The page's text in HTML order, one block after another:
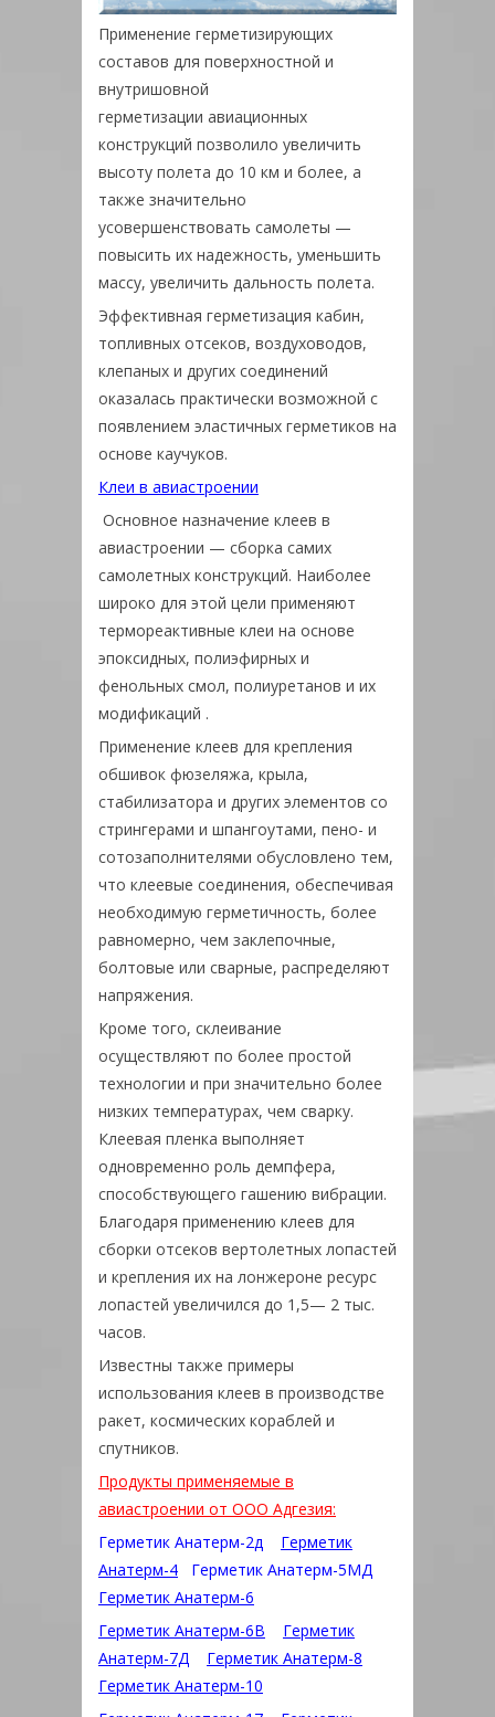
Применение герметизирующих
составов для поверхностной и
внутришовной
герметизации авиационных
конструкций позволило увеличить
высоту полета до 10 км и более, а
также значительно
усовершенствовать самолеты —
повысить их надежность, уменьшить
массу, увеличить дальность полета.
Эффективная герметизация кабин,
топливных отсеков, воздуховодов,
клепаных и других соединений
оказалась практически возможной с
появлением эластичных герметиков на
основе каучуков.
Клеи в авиастроении
Основное назначение клеев в
авиастроении — сборка самих
самолетных конструкций. Наиболее
широко для этой цели применяют
термореактивные клеи на основе
эпоксидных, полиэфирных и
фенольных смол, полиуретанов и их
модификаций .
Применение клеев для крепления
обшивок фюзеляжа, крыла,
стабилизатора и других элементов со
стрингерами и шпангоутами, пено- и
сотозаполнителями обусловлено тем,
что клеевые соединения, обеспечивая
необходимую герметичность, более
равномерно, чем заклепочные,
болтовые или сварные, распределяют
напряжения.
Кроме того, склеивание
осуществляют по более простой
технологии и при значительно более
низких температуpax, чем сварку.
Клеевая пленка выполняет
одновременно роль демпфера,
способствующего гашению вибрации.
Благодаря применению клеев для
сборки отсеков вертолетных лопастей
и крепления их на лонжероне ресурс
лопастей увеличился до 1,5— 2 тыс.
часов.
Известны также примеры
использования клеев в производстве
ракет, космических кораблей и
спутников.
Продукты применяемые в
авиастроении от ООО Адгезия:
Герметик Анатерм-2д Герметик
Анатерм-4
Герметик Анатерм-5МД
Герметик Анатерм-6
Герметик Анатерм-6В
Герметик
Анатерм-7Д
Герметик Анатерм-8
Герметик Анатерм-10